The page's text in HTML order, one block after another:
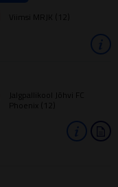
Viimsi MRJK (12)
Jalgpallikool Jõhvi FC
Phoenix (12)